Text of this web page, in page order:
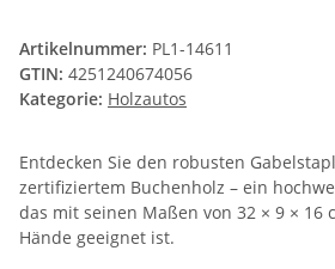
Artikelnummer: PL1-14611
GTIN: 4251240674056
Kategorie: Holzautos
Entdecken Sie den robusten
zertifiziertem Buchenholz – ein
das mit seinen Maßen von 32 × 9 × 16
Hände geeignet ist.